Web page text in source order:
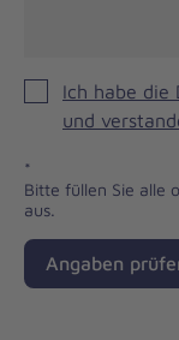
Ich habe die
und
*
Bitte füllen Sie alle
aus.
Angaben